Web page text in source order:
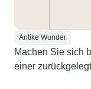
Antike Wunder
Machen Sie sich
einer